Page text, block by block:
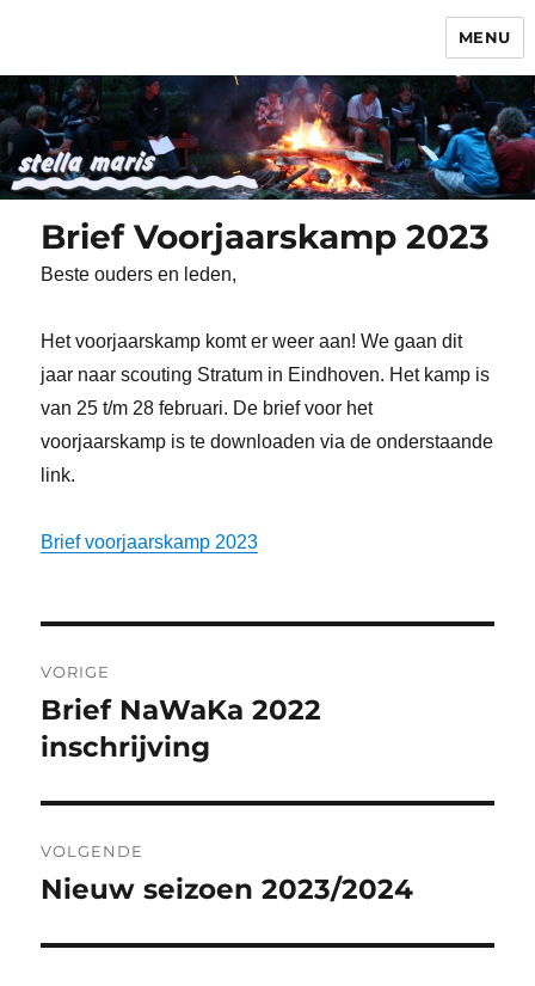
MENU
Brief Voorjaarskamp 2023
Beste ouders en leden,
Het voorjaarskamp komt er weer aan! We gaan dit
jaar naar scouting Stratum in Eindhoven. Het kamp is
van 25 t/m 28 februari. De brief voor het
voorjaarskamp is te downloaden via de onderstaande
link.
Brief voorjaarskamp 2023
navigatie
VORIGE
Vorig
bericht:
Brief NaWaKa 2022
inschrijving
VOLGENDE
Volgend
Nieuw seizoen 2023/2024